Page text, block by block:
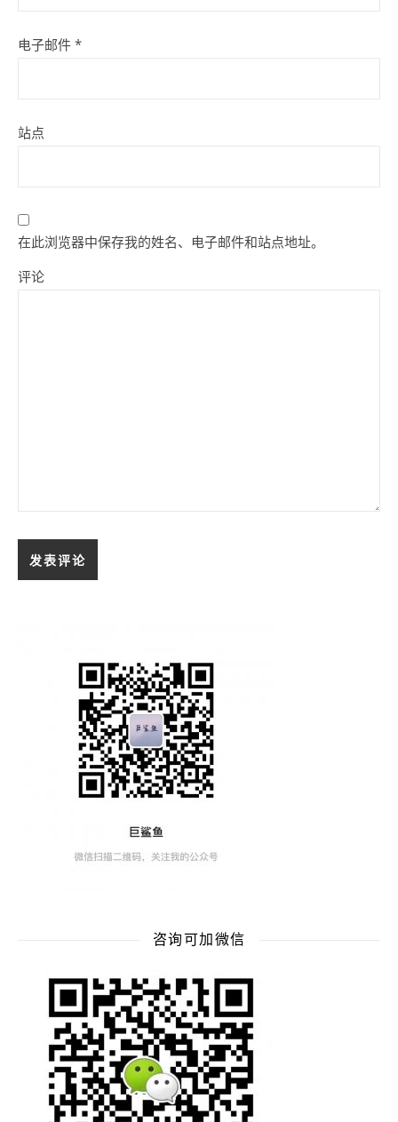
电子邮件 *
站点
在此浏览器中保存我的姓名、电子邮件和站点地址。
评论
咨询可加微信